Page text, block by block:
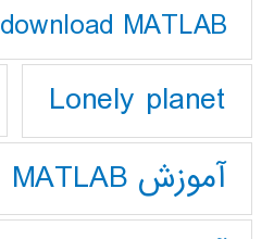
download MATLAB
Lonely planet
آموزش MATLAB